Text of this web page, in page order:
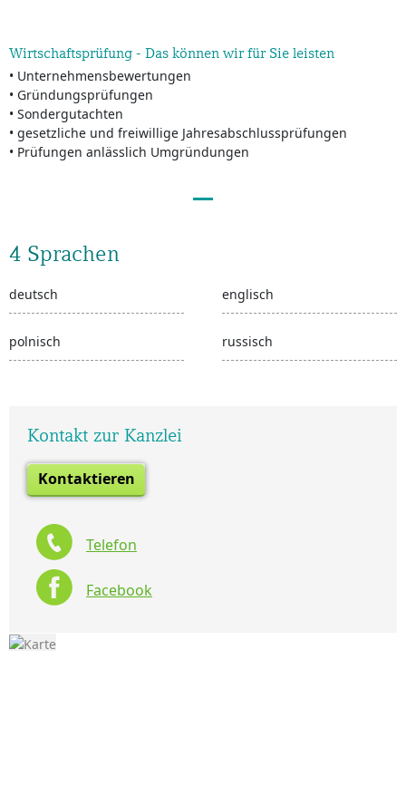
Wirtschaftsprüfung - Das können wir für Sie leisten
• Unternehmensbewertungen
• Gründungsprüfungen
• Sondergutachten
• gesetzliche und freiwillige Jahresabschlussprüfungen
• Prüfungen anlässlich Umgründungen
4 Sprachen
deutsch englisch
polnisch russisch
Kontakt zur Kanzlei
Kontaktieren
Telefon
Facebook